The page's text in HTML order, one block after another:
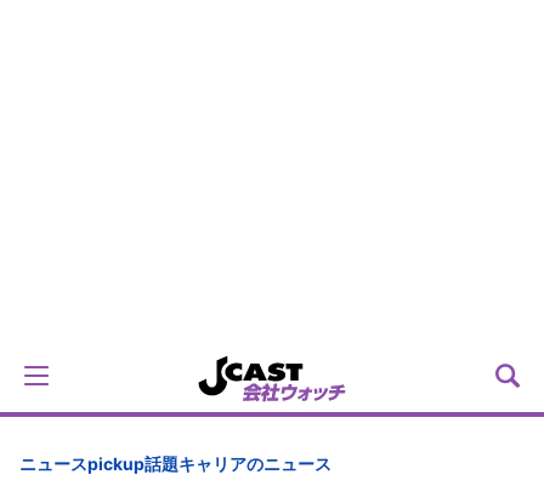
ニュースpickup話題キャリアのニュース